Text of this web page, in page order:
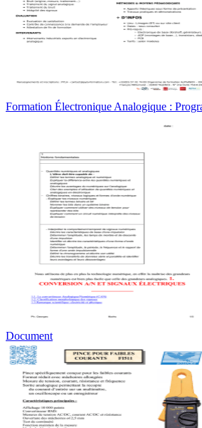
Formation Électronique Analogique :
Document